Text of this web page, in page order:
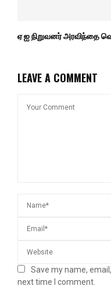
ஏ ஐ நிறுவனர் அரவிந்தை
LEAVE A COMMENT
Save my name,
next time I comment.